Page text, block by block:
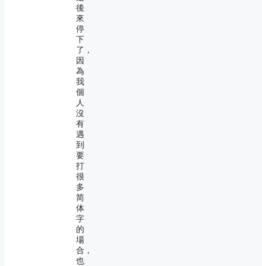
後
來
停
下
了，
因
為
我
個
人
沒
有
遇
到
要
打
很
多
简
体
字
的
場
合，
也